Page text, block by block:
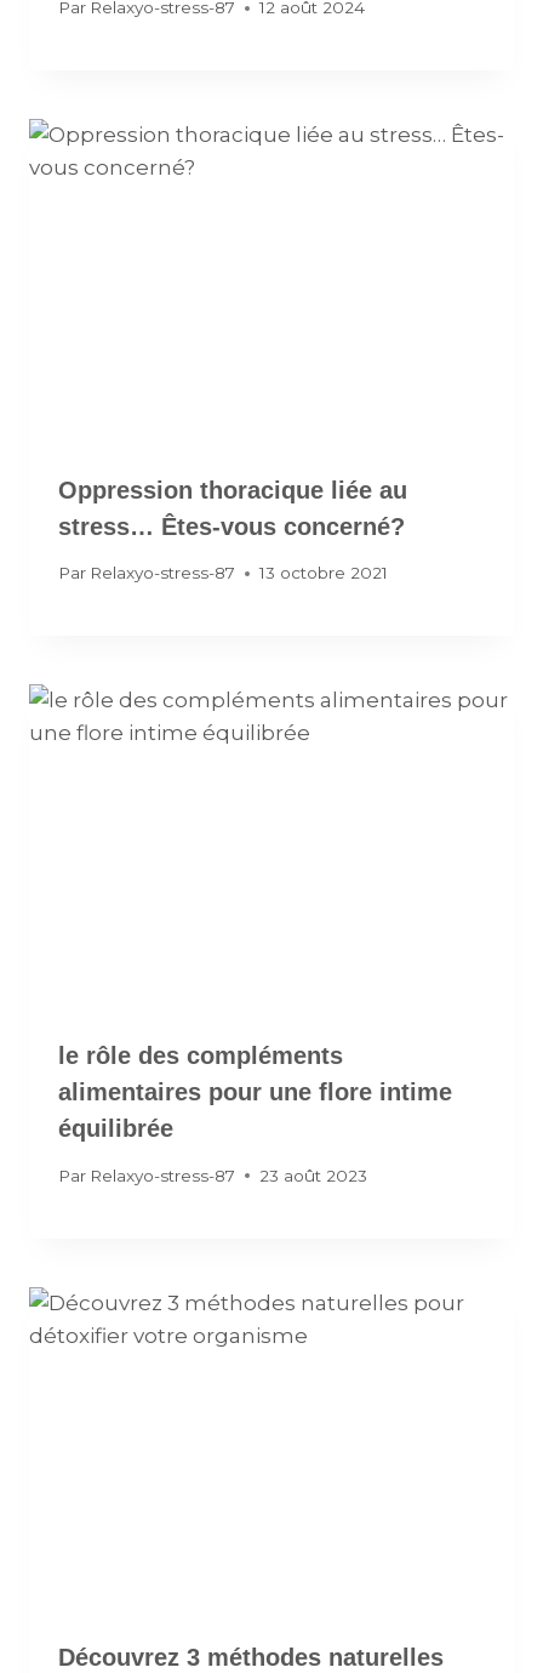
Par Relaxyo-stress-87 12 août 2024
Oppression thoracique liée au
stress… Êtes-vous concerné?
Par Relaxyo-stress-87 13 octobre 2021
le rôle des compléments
alimentaires pour une flore intime
équilibrée
Par Relaxyo-stress-87 23 août 2023
Découvrez 3 méthodes naturelles